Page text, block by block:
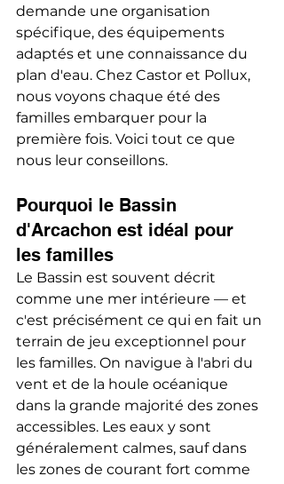
demande une organisation
spécifique, des équipements
adaptés et une connaissance du
plan d'eau. Chez Castor et Pollux,
nous voyons chaque été des
familles embarquer pour la
première fois. Voici tout ce que
nous leur conseillons.
Pourquoi le Bassin
d'Arcachon est idéal pour
les familles
Le Bassin est souvent décrit
comme une mer intérieure — et
c'est précisément ce qui en fait un
terrain de jeu exceptionnel pour
les familles. On navigue à l'abri du
vent et de la houle océanique
dans la grande majorité des zones
accessibles. Les eaux y sont
généralement calmes, sauf dans
les zones de courant fort comme